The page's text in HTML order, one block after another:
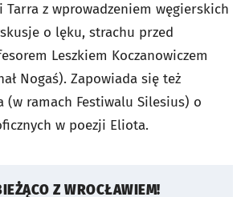
Tarra z wprowadzeniem węgierskich
o lęku, strachu przed
Leszkiem Koczanowiczem
Nogaś). Zapowiada się też
(w ramach Festiwalu Silesius) o
w poezji Eliota.
Z WROCŁAWIEM!